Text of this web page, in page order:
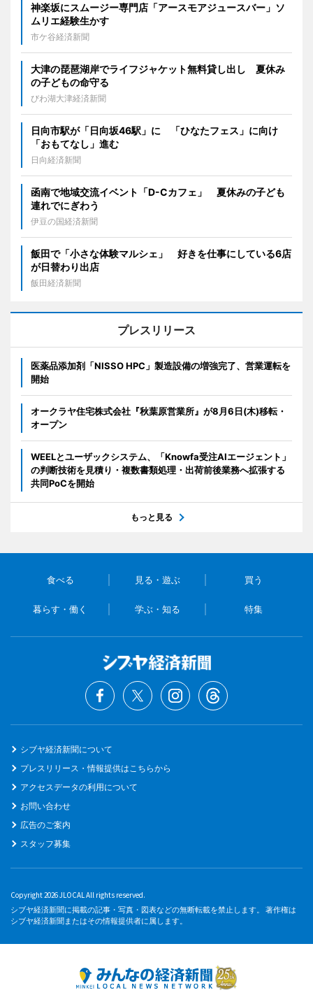
神楽坂にスムージー専門店「アースモアジュースバー」ソ
ムリエ経験生かす
市ケ谷経済新聞
大津の琵琶湖岸でライフジャケット無料貸し出し 夏休み
の子どもの命守る
びわ湖大津経済新聞
日向市駅が「日向坂46駅」に 「ひなたフェス」に向け
「おもてなし」進む
日向経済新聞
函南で地域交流イベント「D-Cカフェ」 夏休みの子ども
連れでにぎわう
伊豆の国経済新聞
飯田で「小さな体験マルシェ」 好きを仕事にしている6店
が日替わり出店
飯田経済新聞
プレスリリース
医薬品添加剤「NISSO HPC」製造設備の増強完了、営業運転を
開始
オークラヤ住宅株式会社『秋葉原営業所』が8月6日(木)移転・
オープン
WEELとユーザックシステム、「Knowfa受注AIエージェント」
の判断技術を見積り・複数書類処理・出荷前後業務へ拡張する
共同PoCを開始
もっと見る
食べる 見る・遊ぶ 買う
暮らす・働く 学ぶ・知る 特集
シブヤ経済新聞について
プレスリリース・情報提供はこちらから
アクセスデータの利用について
お問い合わせ
広告のご案内
スタッフ募集
Copyright 2026 JLOCAL All rights reserved.
シブヤ経済新聞に掲載の記事・写真・図表などの無断転載を禁止します。 著作権は
シブヤ経済新聞またはその情報提供者に属します。